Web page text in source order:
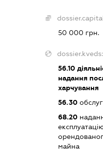
50 000 грн.
dossier.kveds:
56.10
надання
харчування
56.30
68.20
майна